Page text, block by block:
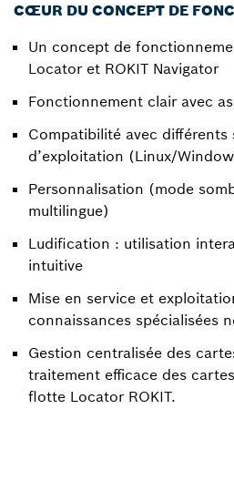
CŒUR DU CONCEPT DE
Un concept de
Locator et ROKIT Navigator
Fonctionnement clair avec
Compatibilité avec différents
d’exploitation (Linux/
Personnalisation (mode
multilingue)
Ludification : utilisation
intuitive
Mise en service et
connaissances spécialisées
Gestion centralisée des
traitement efficace des
flotte Locator ROKIT.